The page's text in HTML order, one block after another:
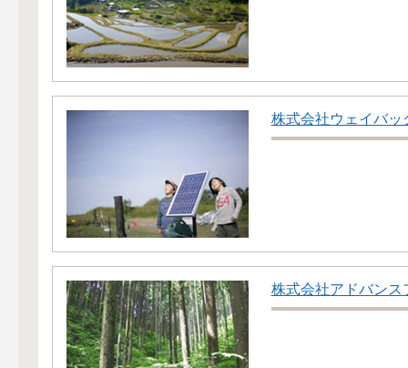
株式会社ウェイバッ
株式会社アドバンス